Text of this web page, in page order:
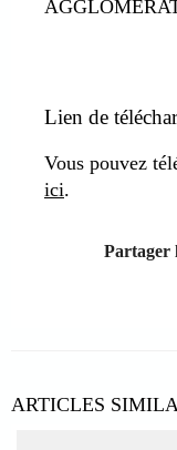
Lien de
Vous pouvez
ici.
Partager
ARTICLES